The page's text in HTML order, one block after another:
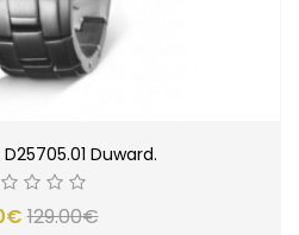
Duward.
129.00€